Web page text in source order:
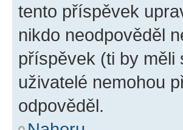
tento příspěvek
nikdo neodpověděl
příspěvek (ti by měli
uživatelé nemohou
odpověděl.